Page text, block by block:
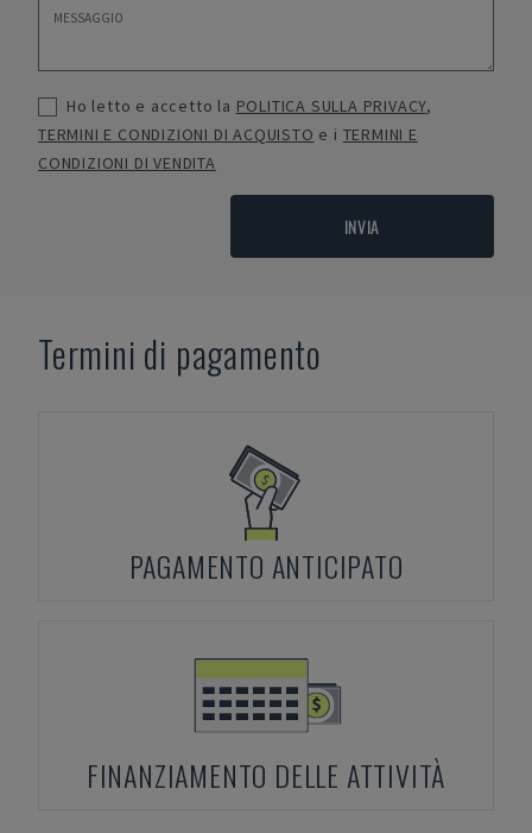
Ho letto e accetto la POLITICA SULLA PRIVACY,
TERMINI E CONDIZIONI DI ACQUISTO e i TERMINI E
CONDIZIONI DI VENDITA
INVIA
Termini di pagamento
PAGAMENTO ANTICIPATO
FINANZIAMENTO DELLE ATTIVITÀ